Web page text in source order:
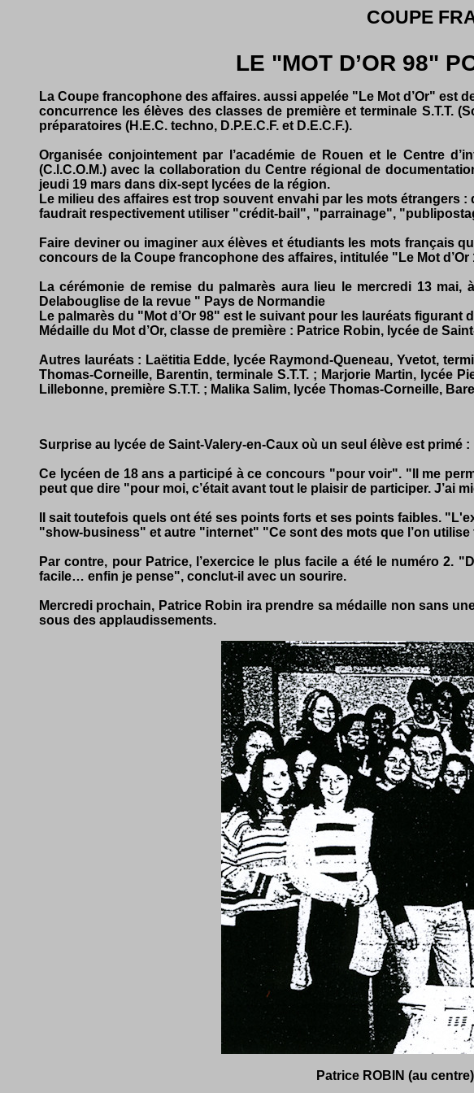
COUPE
LE "MOT D’OR 98"
La Coupe francophone des affaires. aussi appelée "Le Mot d’Or" est
concurrence les élèves des classes de première et terminale S.T.T.
préparatoires (H.E.C. techno, D.P.E.C.F. et D.E.C.F.).
Organisée conjointement par l’académie de Rouen et le Centre
(C.l.C.O.M.) avec la collaboration du Centre régional de
jeudi 19 mars dans dix-sept lycées de la région.
Le milieu des affaires est trop souvent envahi par les mots
faudrait respectivement utiliser "crédit-bail", "parrainage",
Faire deviner ou imaginer aux élèves et étudiants les mots français
concours de la Coupe francophone des affaires, intitulée "Le Mot d’Or
La cérémonie de remise du palmarès aura lieu le mercredi 13 mai,
Delabouglise de la revue " Pays de Normandie
Le palmarès du "Mot d’Or 98" est le suivant pour les lauréats figurant
Médaille du Mot d’Or, classe de première : Patrice Robin, lycée de
Autres lauréats : Laëtitia Edde, lycée Raymond-Queneau, Yvetot,
Thomas-Corneille, Barentin, terminale S.T.T. ; Marjorie Martin, lycée
Lillebonne, première S.T.T. ; Malika Salim, lycée Thomas-Corneille,
Surprise au lycée de Saint-Valery-en-Caux où un seul élève est
Ce lycéen de 18 ans a participé à ce concours "pour voir". "Il me
peut que dire "pour moi, c’était avant tout le plaisir de participer. J’ai
II sait toutefois quels ont été ses points forts et ses points faibles.
"show-business" et autre "internet" "Ce sont des mots que l’on
Par contre, pour Patrice, l’exercice le plus facile a été le numéro 2.
facile… enfin je pense", conclut-il avec un sourire.
Mercredi prochain, Patrice Robin ira prendre sa médaille non sans
sous des applaudissements.
Patrice ROBIN (au